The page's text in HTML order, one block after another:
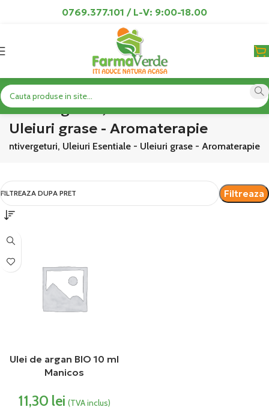
0769.377.101 / L-V: 9:00-18.00
Antivergeturi, Uleiuri Esentiale -
Uleiuri grase - Aromaterapie
Antivergeturi, Uleiuri Esentiale - Uleiuri grase - Aromaterapie
FILTREAZA DUPA PRET Filtreaza
Ulei de argan BIO 10 ml
Manicos
11,30 lei (TVA inclus)